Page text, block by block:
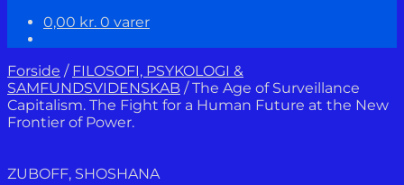
0,00 kr. 0 varer
Forside / FILOSOFI, PSYKOLOGI &
SAMFUNDSVIDENSKAB /The Age of Surveillance
Capitalism. The Fight for a Human Future at the New
Frontier of Power.
ZUBOFF, SHOSHANA